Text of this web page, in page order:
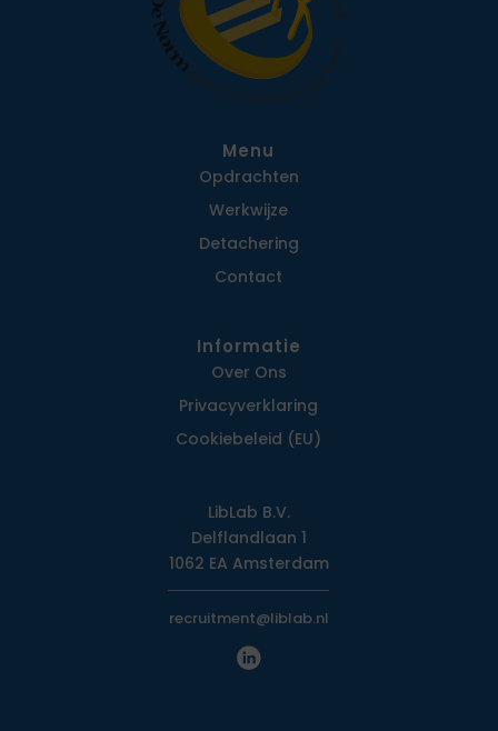
Menu
Opdrachten
Werkwijze
Detachering
Contact
Informatie
Over Ons
Privacy­verklaring
Cookiebeleid (EU)
LibLab B.V.
Delflandlaan 1
1062 EA Amsterdam
recruitment@liblab.nl